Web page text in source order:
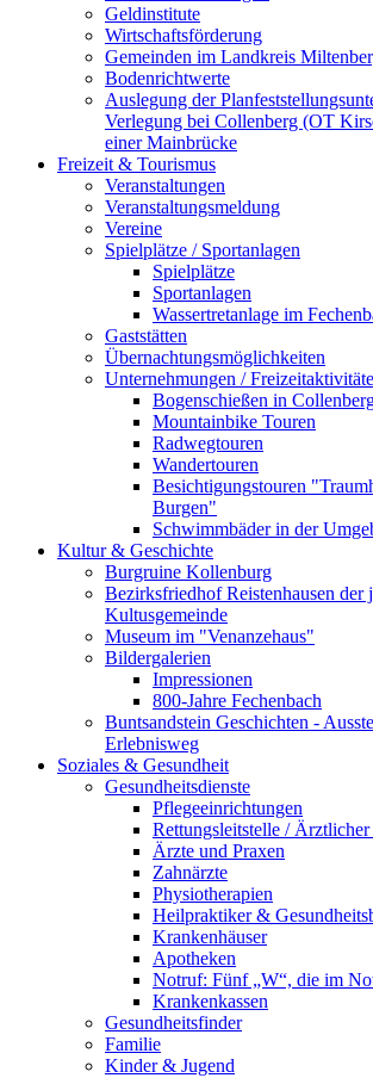
Geldinstitute
Wirtschaftsförderung
Gemeinden im Landkreis
Bodenrichtwerte
Auslegung der
Verlegung bei Collenberg (OT
einer Mainbrücke
Freizeit & Tourismus
Veranstaltungen
Veranstaltungsmeldung
Vereine
Spielplätze / Sportanlagen
Spielplätze
Sportanlagen
Wassertretanlage im
Gaststätten
Übernachtungsmöglichkeiten
Unternehmungen /
Bogenschießen in
Mountainbike Touren
Radwegtouren
Wandertouren
Besichtigungstouren
Burgen"
Schwimmbäder in der
Kultur & Geschichte
Burgruine Kollenburg
Bezirksfriedhof Reistenhausen der
Kultusgemeinde
Museum im "Venanzehaus"
Bildergalerien
Impressionen
800-Jahre Fechenbach
Buntsandstein Geschichten -
Erlebnisweg
Soziales & Gesundheit
Gesundheitsdienste
Pflegeeinrichtungen
Rettungsleitstelle /
Ärzte und Praxen
Zahnärzte
Physiotherapien
Heilpraktiker &
Krankenhäuser
Apotheken
Notruf: Fünf „W“, die im
Krankenkassen
Gesundheitsfinder
Familie
Kinder & Jugend